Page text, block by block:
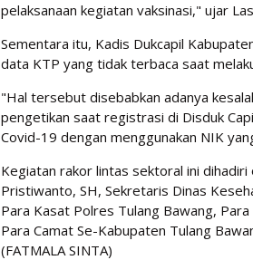
pelaksanaan kegiatan vaksinasi," ujar
Sementara itu, Kadis Dukcapil
data KTP yang tidak terbaca saat
"Hal tersebut disebabkan adanya
pengetikan saat registrasi di Disduk
Covid-19 dengan menggunakan NIK
Kegiatan rakor lintas sektoral ini
Pristiwanto, SH, Sekretaris Dinas
Para Kasat Polres Tulang Bawang,
Para Camat Se-Kabupaten Tulang
(FATMALA SINTA)